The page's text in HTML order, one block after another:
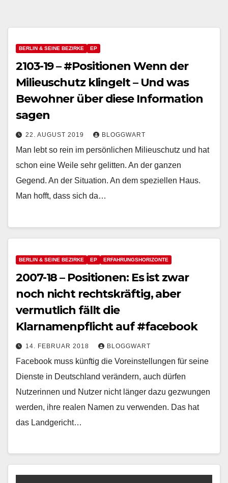
BERLIN & SEINE BEZIRKE EP
2103-19 – #Positionen Wenn der
Milieuschutz klingelt – Und was
Bewohner über diese Information
sagen
22. AUGUST 2019 BLOGGWART
Man lebt so rein im persönlichen Milieuschutz und hat
schon eine Weile sehr gelitten. An der ganzen
Gegend. An der Situation. An dem speziellen Haus.
Man hofft, dass sich da…
BERLIN & SEINE BEZIRKE EP ERFAHRUNGSHORIZONTE
2007-18 – Positionen: Es ist zwar
noch nicht rechtskräftig, aber
vermutlich fällt die
Klarnamenpflicht auf #facebook
14. FEBRUAR 2018 BLOGGWART
Facebook muss künftig die Voreinstellungen für seine
Dienste in Deutschland verändern, auch dürfen
Nutzerinnen und Nutzer nicht länger dazu gezwungen
werden, ihre realen Namen zu verwenden. Das hat
das Landgericht…